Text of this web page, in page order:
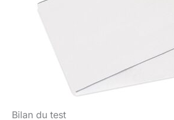
Bilan du test